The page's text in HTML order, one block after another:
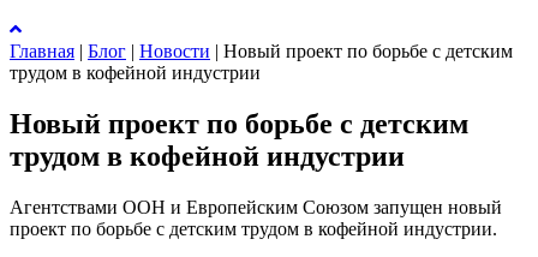
Главная | Блог | Новости | Новый проект по борьбе с детским
трудом в кофейной индустрии
Новый проект по борьбе с детским
трудом в кофейной индустрии
Агентствами ООН и Европейским Союзом запущен новый
проект по борьбе с детским трудом в кофейной индустрии.